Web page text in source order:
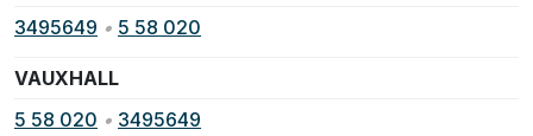
3495649 • 5 58 020
VAUXHALL
5 58 020 • 3495649